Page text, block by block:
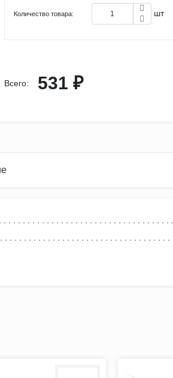
Количество товара: шт
Всего: 531 ₽